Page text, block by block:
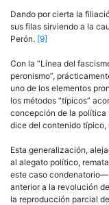
Dando por cierta la
sus filas sirviendo a la
Perón. [9]
Con la “Línea del
peronismo”,
uno de los elementos
los métodos “típicos”
concepción de la política
dice del contenido típico,
Esta generalización,
al alegato político,
este caso condenatorio—
anterior a la revolución
la reproducción parcial